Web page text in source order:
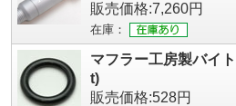
販売価格:7,260円
在庫：
マフラー工房製バイ
t)
販売価格:528円